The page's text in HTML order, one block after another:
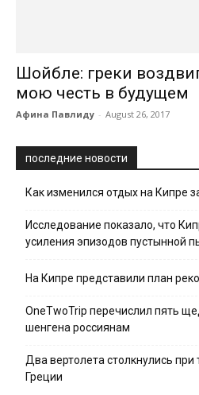
Шойбле: греки
мою честь в будущем
Афина Павлиду - August 26, 2017
последние новости
Как изменился отдых на Кипре
Исследование показало, что
усиления эпизодов пустынной
На Кипре представили план
OneTwoTrip перечислил пять
шенгена россиянам
Два вертолета столкнулись
Греции